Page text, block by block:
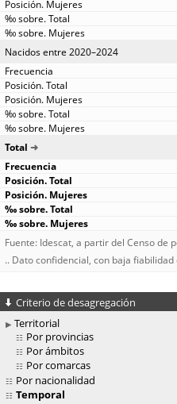
Nacidos entre 2020–2024
Total
Fuente: Idescat, a partir del Censo de
.. Dato confidencial, con baja fiabilidad
Criterio de desagregación
Territorial
Por provincias
Por ámbitos
Por comarcas
Por nacionalidad
Temporal